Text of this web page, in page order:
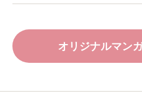
オリジナルマン